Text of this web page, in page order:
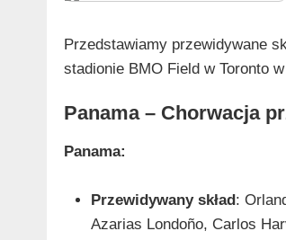
Przedstawiamy przewidywane
stadionie BMO Field w Toronto
Panama – Chorwacja
Panama:
Przewidywany skład:
Azarias Londoño, Carlos